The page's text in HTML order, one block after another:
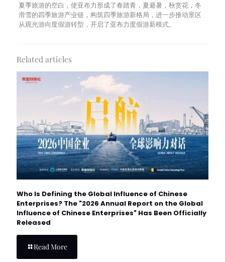
夏季旅游的空白，使亚布力形成了春踏青，夏避暑，秋赏花，冬
滑雪的四季旅游产业链，构筑四季旅游新格局，进一步推动景区
从观光游向度假游转型，开启了亚布力度假游新模式。
Related articles
Who Is Defining the Global Influence of Chinese
Enterprises? The "2026 Annual Report on the Global
Influence of Chinese Enterprises" Has Been Officially
Released
Read More